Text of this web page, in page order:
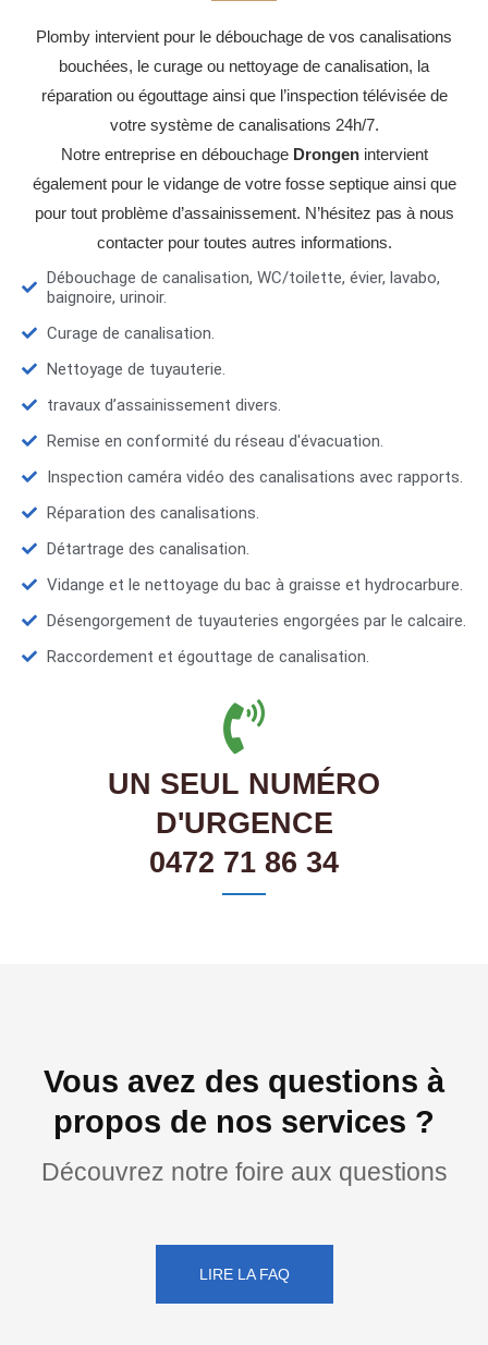
Plomby intervient pour le débouchage de vos canalisations
bouchées, le curage ou nettoyage de canalisation, la
réparation ou égouttage ainsi que l’inspection télévisée de
votre système de canalisations 24h/7.
Notre entreprise en débouchage Drongenintervient
également pour le vidange de votre fosse septique ainsi que
pour tout problème d’assainissement. N’hésitez pas à nous
contacter pour toutes autres informations.
Débouchage de canalisation, WC/toilette, évier, lavabo,
baignoire, urinoir.
Curage de canalisation.
Nettoyage de tuyauterie.
travaux d’assainissement divers.
Remise en conformité du réseau d'évacuation.
Inspection caméra vidéo des canalisations avec rapports.
Réparation des canalisations.
Détartrage des canalisation.
Vidange et le nettoyage du bac à graisse et hydrocarbure.
Désengorgement de tuyauteries engorgées par le calcaire.
Raccordement et égouttage de canalisation.
UN SEUL NUMÉRO
D'URGENCE
0472 71 86 34
Vous avez des questions à
propos de nos services ?
Découvrez notre foire aux questions
LIRE LA FAQ